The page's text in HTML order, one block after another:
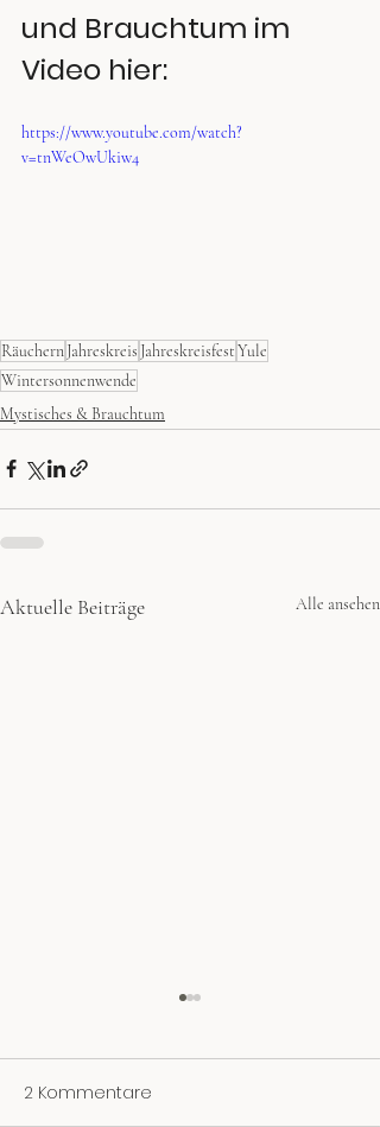
und Brauchtum im
Video hier:
https://www.youtube.com/watch?
v=tnWeOwUkiw4
RäuchernJahreskreis JahreskreisfestYule
Wintersonnenwende
Mystisches & Brauchtum
Aktuelle Beiträge Alle ansehen
2 Kommentare